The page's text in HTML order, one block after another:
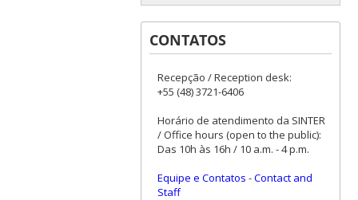
CONTATOS
Recepção / Reception desk:
+55 (48) 3721-6406
Horário de atendimento da SINTER
/ Office hours (open to the public):
Das 10h às 16h / 10 a.m. - 4 p.m.
Equipe e Contatos -Contact and
Staff